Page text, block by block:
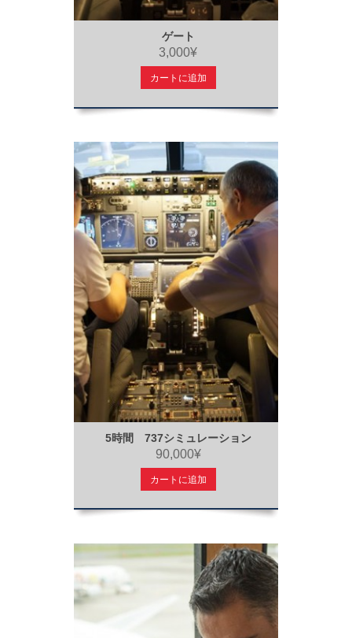
ゲート
3,000¥
カートに追加
5時間 737シミュレーション
90,000¥
カートに追加